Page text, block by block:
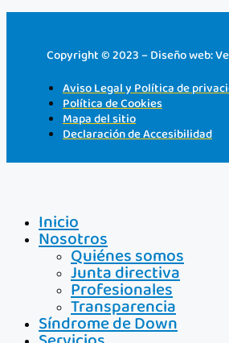
Copyright © 2023 – Diseño web:
Aviso Legal y Política de
Política de Cookies
Mapa del sitio
Declaración de Accesibilidad
Inicio
Nosotros
Quiénes somos
Junta directiva
Profesionales
Transparencia
Síndrome de Down